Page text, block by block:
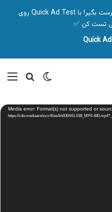
🎯 قبل از شروع کمپین، تصمیم درست بگیر! با Quick Ad Test روی
تست کن ✅
تغییر پوسته
Media error: Format(s) not supported or